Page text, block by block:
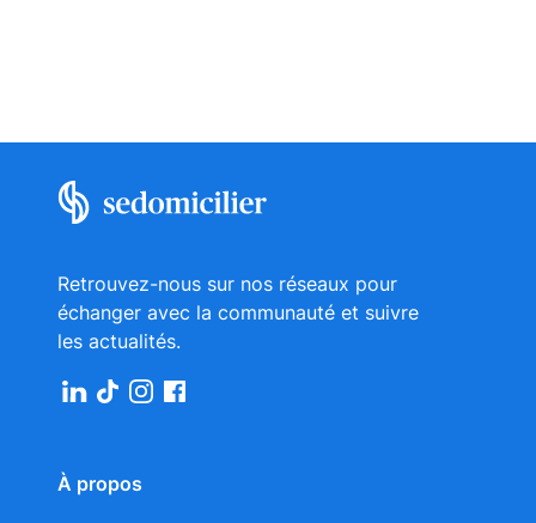
Retrouvez-nous sur nos réseaux pour
échanger avec la communauté et suivre
les actualités.
À propos